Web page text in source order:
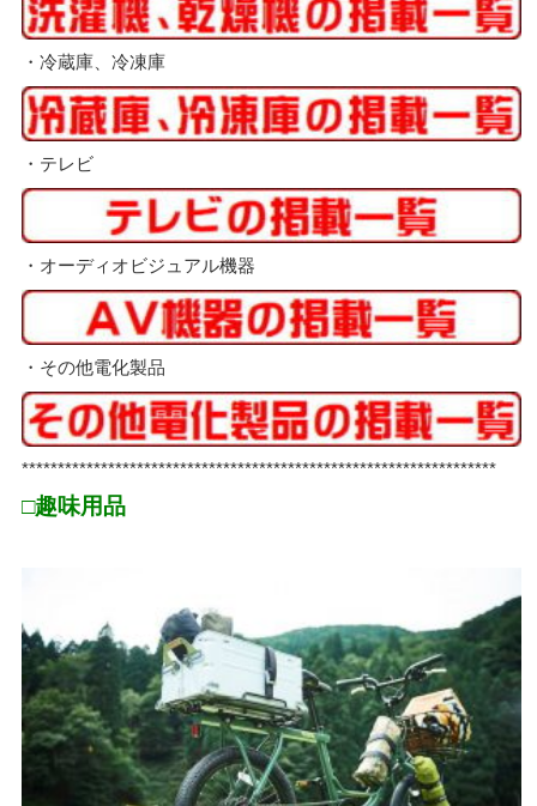
・冷蔵庫、冷凍庫
・テレビ
・オーディオビジュアル機器
・その他電化製品
******************************************************************
□趣味用品